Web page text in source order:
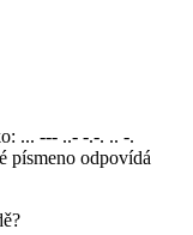
... --- ..- -.-. .. -.
písmeno odpovídá